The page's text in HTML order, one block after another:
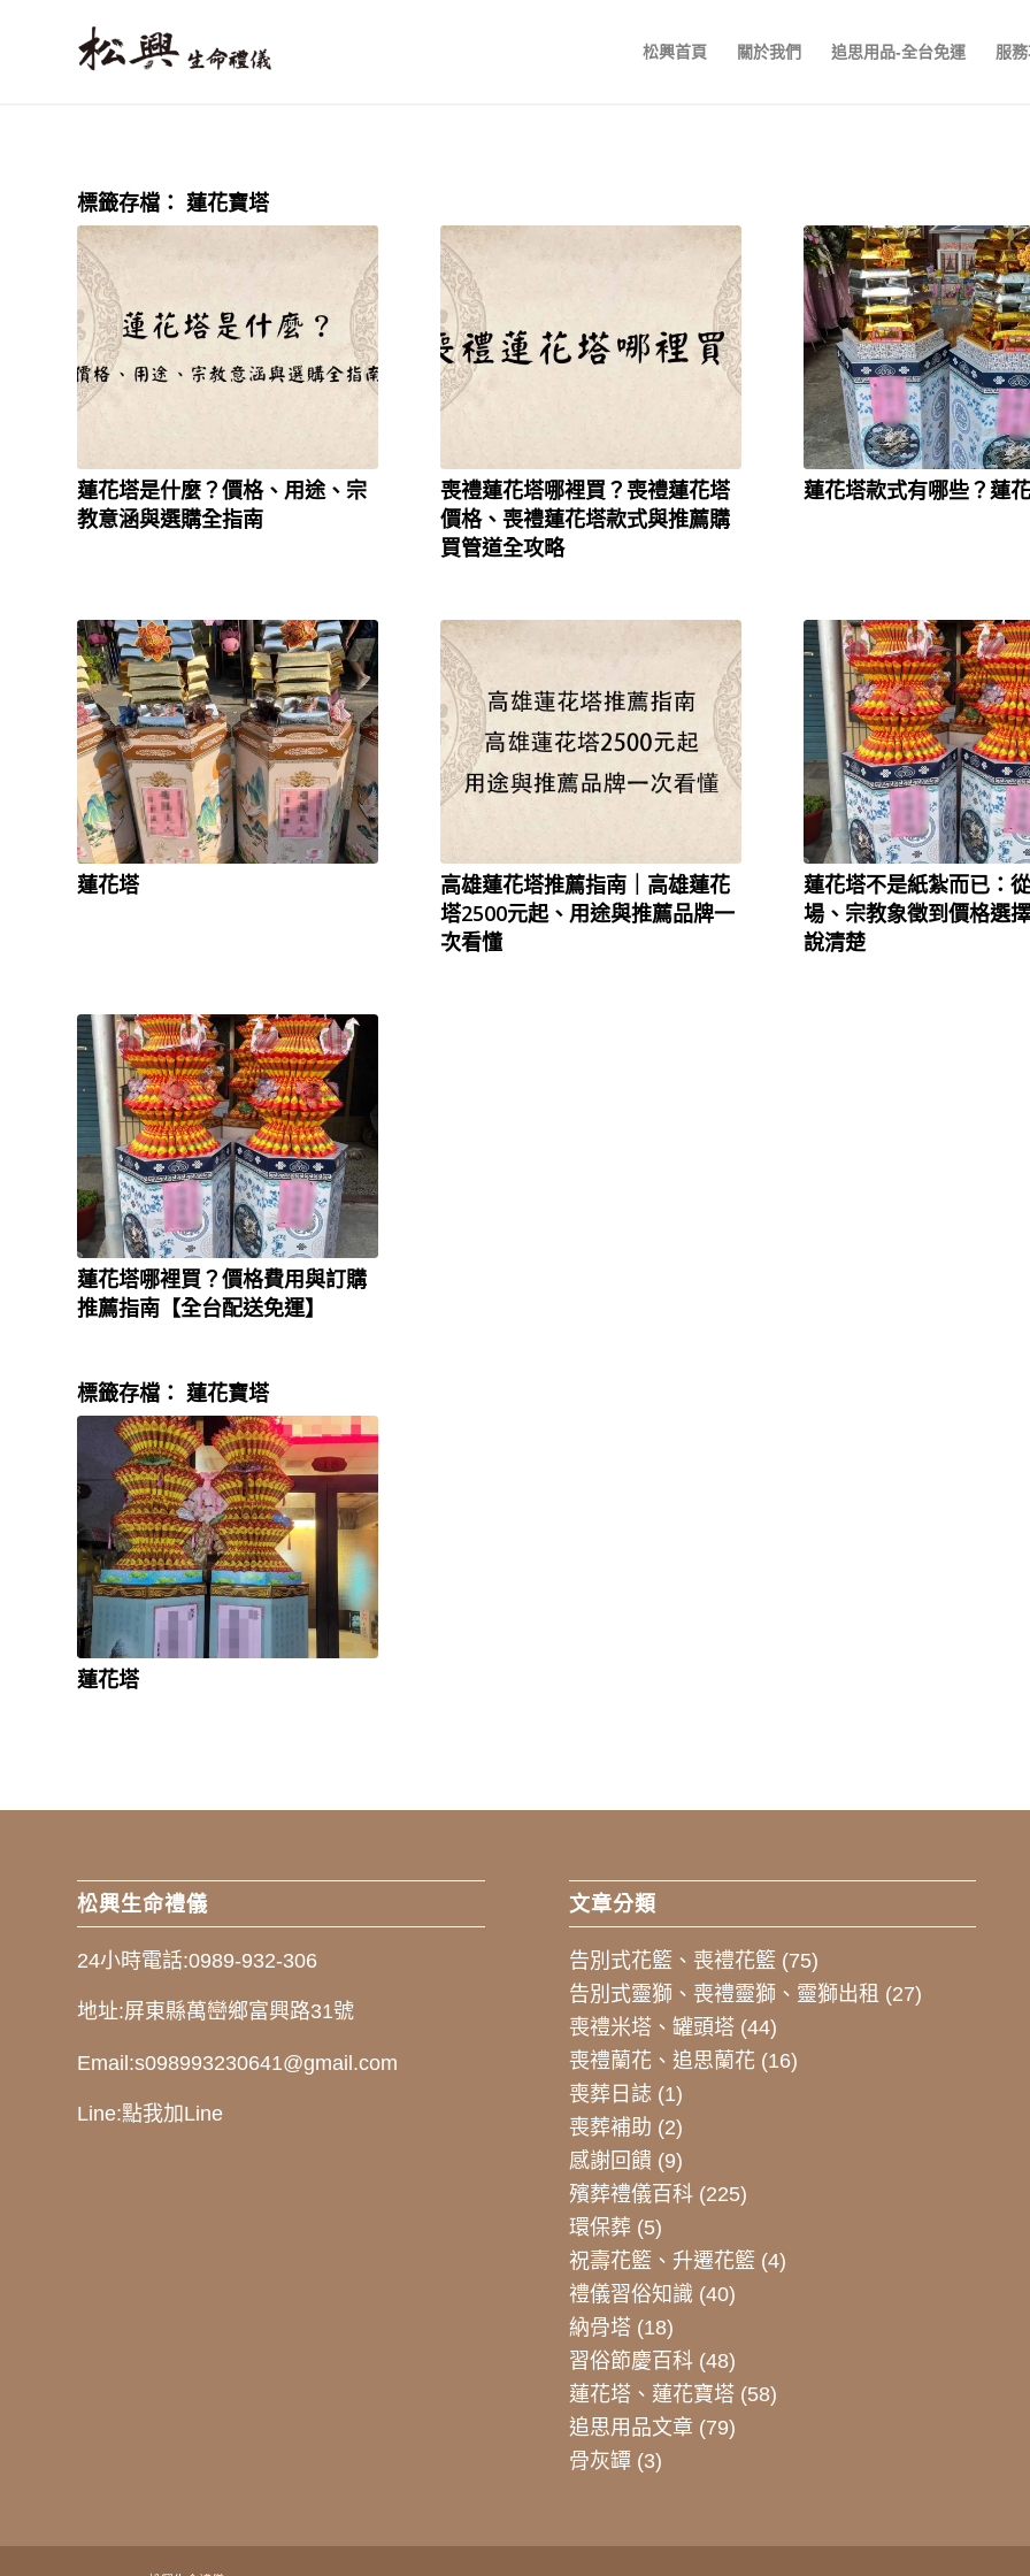
松興首頁 關於我們 追思用品-全台免運 服
標籤存檔： 蓮花寶塔
蓮花塔是什麼？價格、用途、宗
教意涵與選購全指南
喪禮蓮花塔哪裡買？喪禮蓮花塔
價格、喪禮蓮花塔款式與推薦購
買管道全攻略
蓮花塔款式有哪些？蓮
蓮花塔
高雄蓮花塔推薦指南｜高雄蓮花
塔2500元起、用途與推薦品牌一
次看懂
蓮花塔不是紙紮而已：
場、宗教象徵到價格選
說清楚
蓮花塔哪裡買？價格費用與訂購
推薦指南【全台配送免運】
標籤存檔： 蓮花寶塔
蓮花塔
松興生命禮儀
24小時電話:0989-932-306
地址:屏東縣萬巒鄉富興路31號
Email:s098993230641@gmail.com
Line:點我加Line
文章分類
告別式花籃、喪禮花籃 (75)
告別式靈獅、喪禮靈獅、靈獅出租 (27)
喪禮米塔、罐頭塔 (44)
喪禮蘭花、追思蘭花 (16)
喪葬日誌 (1)
喪葬補助 (2)
感謝回饋(9)
殯葬禮儀百科(225)
環保葬(5)
祝壽花籃、升遷花籃 (4)
禮儀習俗知識 (40)
納骨塔 (18)
習俗節慶百科(48)
蓮花塔、蓮花寶塔 (58)
追思用品文章 (79)
骨灰罈(3)